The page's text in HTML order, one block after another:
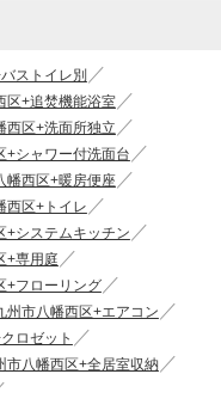
ストイレ別
区+追焚機能浴室
西区+洗面所独立
+シャワー付洗面台
幡西区+暖房便座
西区+トイレ
+システムキッチン
+専用庭
+フローリング
州市八幡西区+エアコン
ロゼット
市八幡西区+全居室収納